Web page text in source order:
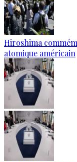
Hiroshima
atomique américain